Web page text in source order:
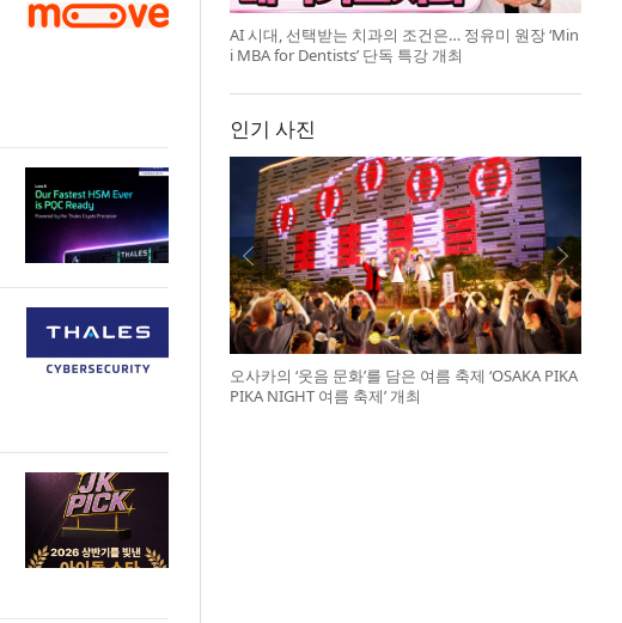
AI 시대, 선택받는 치과의 조건은… 정유미 원장 ‘Min
i MBA for Dentists’ 단독 특강 개최
인기 사진
오사카의 ‘웃음 문화’를 담은 여름 축제 ‘OSAKA PIKA
PIKA NIGHT 여름 축제’ 개최